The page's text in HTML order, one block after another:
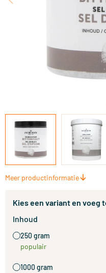
Meer productinformatie
Kies een variant en voeg
Inhoud
250 gram
populair
1000 gram